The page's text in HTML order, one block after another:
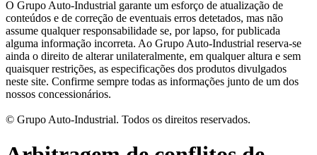
O Grupo Auto-Industrial garante um esforço de atualização de
conteúdos e de correção de eventuais erros detetados, mas não
assume qualquer responsabilidade se, por lapso, for publicada
alguma informação incorreta. Ao Grupo Auto-Industrial reserva-se
ainda o direito de alterar unilateralmente, em qualquer altura e sem
quaisquer restrições, as especificações dos produtos divulgados
neste site. Confirme sempre todas as informações junto de um dos
nossos concessionários.
© Grupo Auto-Industrial. Todos os direitos reservados.